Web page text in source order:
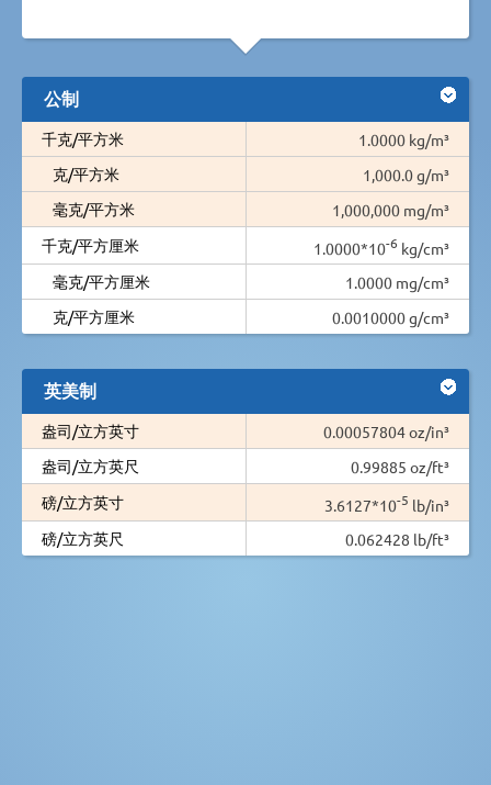
公制
千克/平方米
1.0000 kg/m³
克/平方米
1,000.0 g/m³
毫克/平方米
1,000,000 mg/m³
千克/平方厘米
1.0000*10-6 kg/cm³
毫克/平方厘米
1.0000 mg/cm³
克/平方厘米
0.0010000 g/cm³
英美制
盎司/立方英寸
0.00057804 oz/in³
盎司/立方英尺
0.99885 oz/ft³
磅/立方英寸
3.6127*10-5 lb/in³
磅/立方英尺
0.062428 lb/ft³